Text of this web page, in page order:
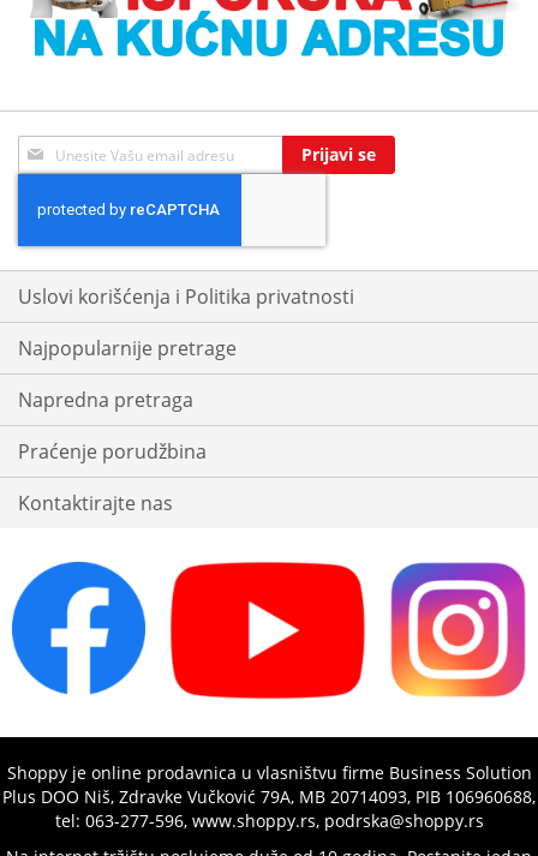
Sign
Up
Our
Newsletter:
Prijavi se
Uslovi korišćenja i Politika privatnosti
Najpopularnije pretrage
Napredna pretraga
Praćenje porudžbina
Kontaktirajte nas
Shoppy je online prodavnica u vlasništvu firme Business Solution
Plus DOO Niš, Zdravke Vučković 79A, MB 20714093, PIB 106960688,
tel: 063-277-596, www.shoppy.rs, podrska@shoppy.rs